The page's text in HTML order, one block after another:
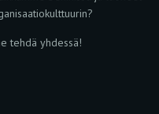
tehdä yhdessä!